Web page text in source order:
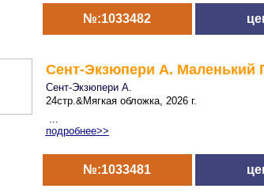
№:1033482
Сент-Экзюпери А. Маленький
Сент-Экзюпери А.
24стр.&Мягкая обложка, 2026 г.
...
подробнее>>
№:1033481